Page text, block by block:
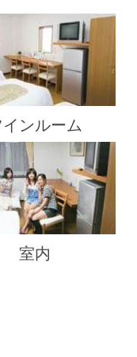
インルーム
室内